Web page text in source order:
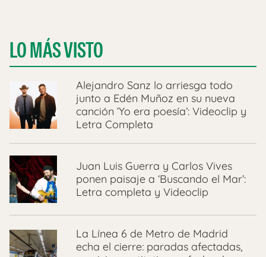
LO MÁS VISTO
Alejandro Sanz lo arriesga todo
junto a Edén Muñoz en su nueva
canción ‘Yo era poesía’: Videoclip y
Letra Completa
Juan Luis Guerra y Carlos Vives
ponen paisaje a ‘Buscando el Mar’:
Letra completa y Videoclip
La Línea 6 de Metro de Madrid
echa el cierre: paradas afectadas,